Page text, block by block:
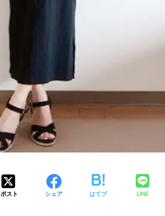
ポスト シェア はてブ LINE